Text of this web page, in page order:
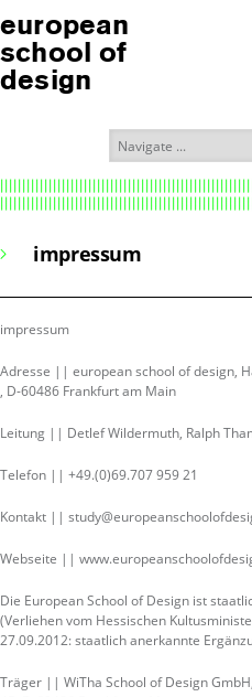
european
school of
design
impressum
impressum
Adresse || european school of design,
, D-60486 Frankfurt am Main
Leitung || Detlef Wildermuth, Ralph
Telefon || +49.(0)69.707 959 21
Kontakt ||
Webseite ||
Die European School of Design ist
(Verliehen vom Hessischen
27.09.2012: staatlich anerkannte
Träger || WiTha School of Design